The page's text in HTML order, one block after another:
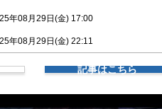
年08月29日(金) 17:00
年08月29日(金) 22:11
記事はこちら